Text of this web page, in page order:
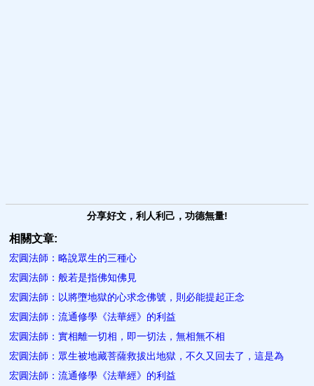
分享好文，利人利己，功德無量!
相關文章:
宏圓法師：略說眾生的三種心
宏圓法師：般若是指佛知佛見
宏圓法師：以將墮地獄的心求念佛號，則必能提起正念
宏圓法師：流通修學《法華經》的利益
宏圓法師：實相離一切相，即一切法，無相無不相
宏圓法師：眾生被地藏菩薩救拔出地獄，不久又回去了，這是為
宏圓法師：流通修學《法華經》的利益